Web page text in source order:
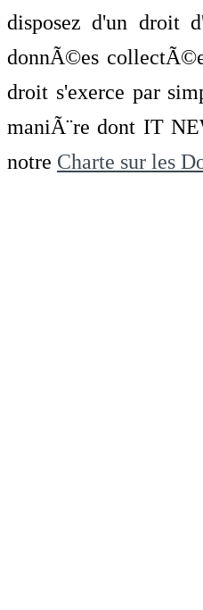
disposez d'un droit
donnÃ©es
droit s'exerce par
maniÃ¨re dont IT
notre Charte sur les